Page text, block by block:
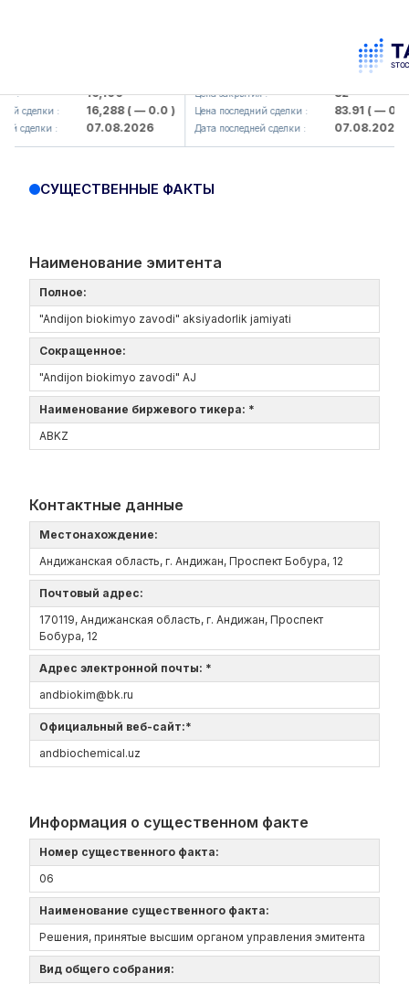
16,100
: 16,288( — 0.0 )
: 07.08.2026
KFSK (<Kafolat sug'urta
Цена закрытия : 82
Цена последний сделки : 83.91( — 0.0 )
Дата последней сделки : 07.08.2026
СУЩЕСТВЕННЫЕ ФАКТЫ
Наименование эмитента
Полное:
"Andijon biokimyo zavodi" aksiyadorlik jamiyati
Сокращенное:
"Andijon biokimyo zavodi" AJ
Наименование биржевого тикера: *
ABKZ
Контактные данные
Местонахождение:
Андижанская область, г. Андижан, Проспект Бобура, 12
Почтовый адрес:
170119, Андижанская область, г. Андижан, Проспект
Бобура, 12
Адрес электронной почты: *
andbiokim@bk.ru
Официальный веб-сайт:*
andbiochemical.uz
Информация о существенном факте
Номер существенного факта:
06
Наименование существенного факта:
Решения, принятые высшим органом управления эмитента
Вид общего собрания: